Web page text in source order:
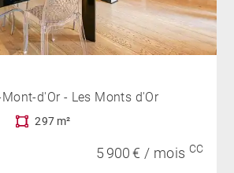
d'Or - Les Monts d'Or
297 m²
5 900 € / mois CC